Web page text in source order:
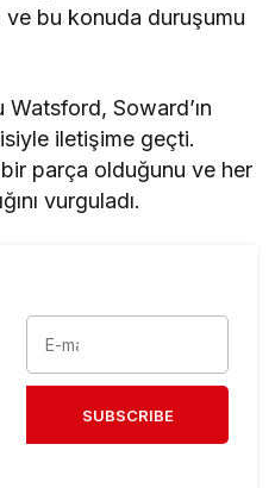
ve bu konuda duruşumu
Watsford, Soward’ın
iletişime geçti.
bir parça olduğunu ve her
vurguladı.
SUBSCRIBE